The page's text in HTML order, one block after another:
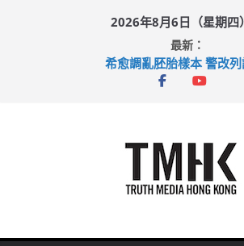
2026年8月6日（星期四）
最新：
希愈調亂胚胎樣本 警改
足球盛會次場激戰 祖雲達斯